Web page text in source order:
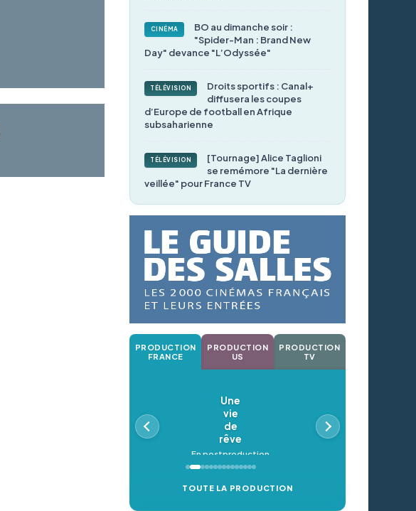
CINÉMA
BO au dimanche soir :
"Spider-Man : Brand New
Day" devance "L’Odyssée"
TÉLÉVISION
Droits sportifs : Canal+
diffusera les coupes
d’Europe de football en Afrique
subsaharienne
TÉLÉVISION
[Tournage] Alice Taglioni
se remémore "La dernière
veillée" pour France TV
PRODUCTION
FRANCE
PRODUCTION
US
PRODUCTION
TV
Une
vie
de
rêve
En postproduction
TOUTE LA PRODUCTION